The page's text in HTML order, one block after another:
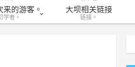
来的游客。
学者。
大坝相关链接
链接。